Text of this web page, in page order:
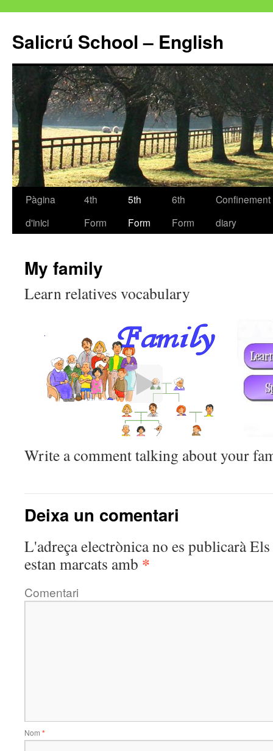
Salicrú School – English
Vés
Pàgina
d'inici
4th
Form
5th
Form
6th
Form
Confinement
diary
My family
Learn relatives vocabulary
Write a comment talking about your
Deixa un comentari
L'adreça electrònica no es publicaràEls
estan marcats amb *
Comentari
Nom *